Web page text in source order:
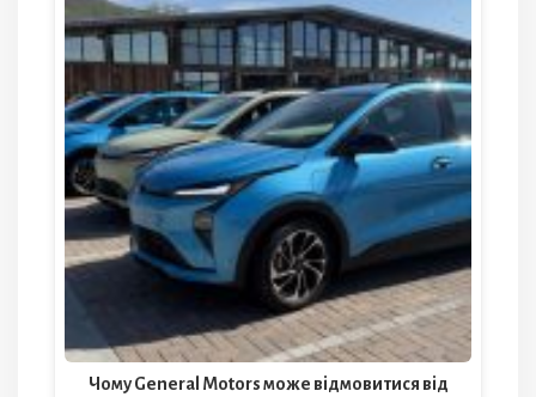
Чому General Motors може відмовитися від